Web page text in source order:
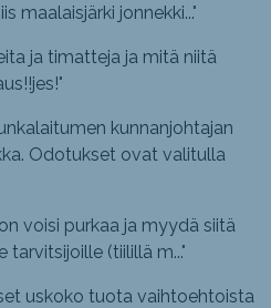
maalaisjärki jonnekki..."
ja timatteja ja mitä niitä
"
kunnanjohtajan
Odotukset ovat valitulla
voisi purkaa ja myydä siitä
(tiilillä m..."
uskoko tuota vaihtoehtoista